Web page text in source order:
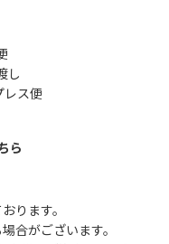
し
ス便
ら
ります。
合がございます。